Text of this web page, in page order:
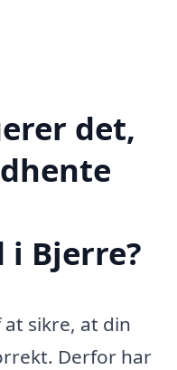
det,
Bjerre?
sikre, at din
Derfor har